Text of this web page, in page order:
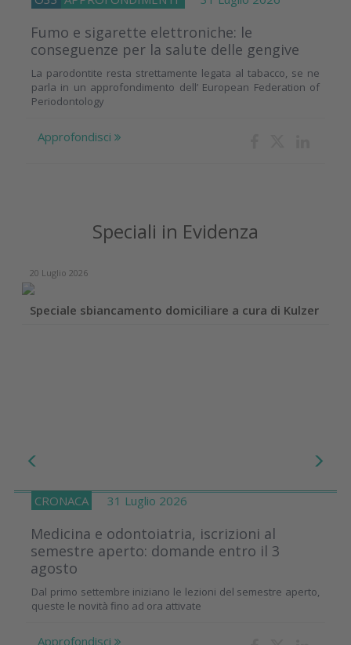
Fumo e sigarette elettroniche: le
conseguenze per la salute delle gengive
La parodontite resta strettamente legata al tabacco, se ne
parla in un approfondimento dell’ European Federation of
Periodontology
Approfondisci
Speciali in Evidenza
20 Luglio 2026
Speciale sbiancamento domiciliare a cura di Kulzer
CRONACA 31 Luglio 2026
Medicina e odontoiatria, iscrizioni al
semestre aperto: domande entro il 3
agosto
Dal primo settembre iniziano le lezioni del semestre aperto,
queste le novità fino ad ora attivate
Approfondisci